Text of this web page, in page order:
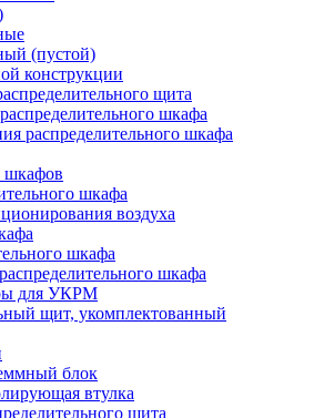
(пустой)
конструкции
щита
шкафа
распределительного шкафа
шкафов
шкафа
воздуха
шкафа
шкафа
для УКРМ
щит, укомплектованный
блок
втулка
щита